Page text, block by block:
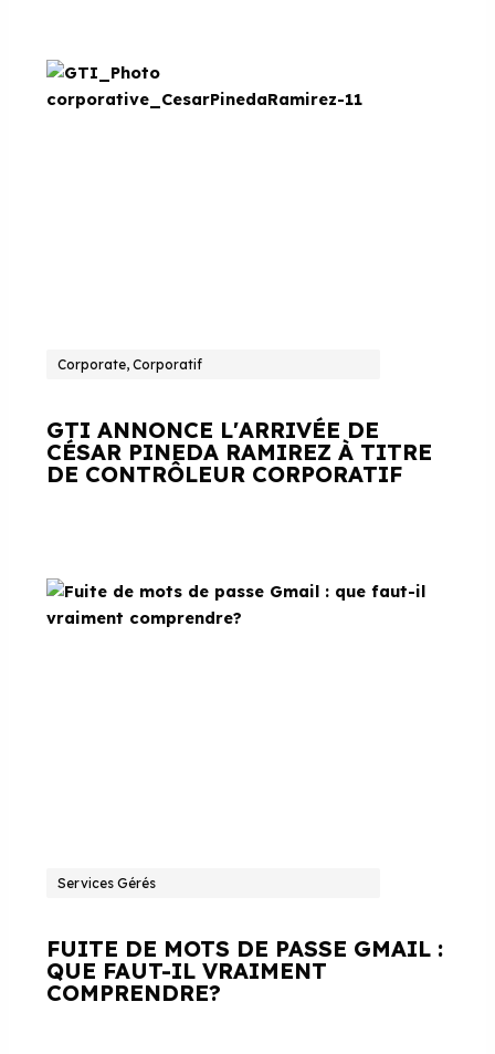
Corporate, Corporatif
GTI ANNONCE L'ARRIVÉE DE
CÉSAR PINEDA RAMIREZ À TITRE
DE CONTRÔLEUR CORPORATIF
Services Gérés
FUITE DE MOTS DE PASSE GMAIL :
QUE FAUT-IL VRAIMENT
COMPRENDRE?